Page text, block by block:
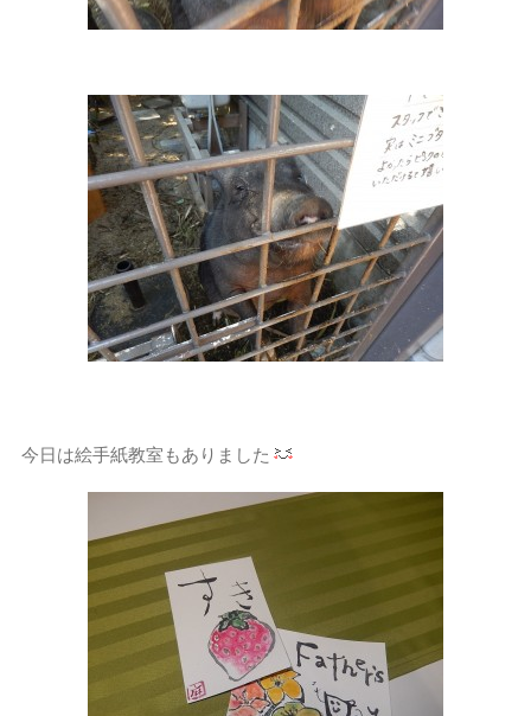
今日は絵手紙教室もありました